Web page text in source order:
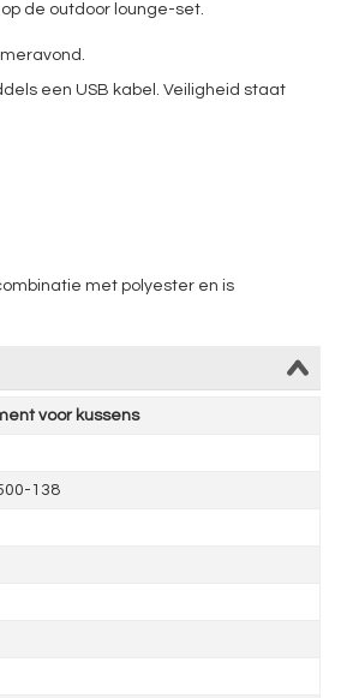
de outdoor lounge-set.
een USB kabel. Veiligheid staat
met polyester en is
voor kussens
138